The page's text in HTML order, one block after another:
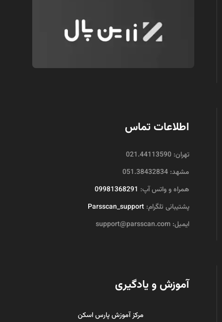
اطلاعات تماس
تهران: 021.44113590
مشهد: 051.38432834
همراه و واتس آپ: 09981368291
پشتیبانی تلگرام: Parsscan_support
ایمیل: support@parsscan.com
آموزش و یادگیری
مرکز آموزش پارس اسکن